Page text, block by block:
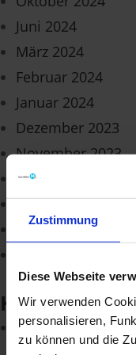
Zustimmung
Diese Webseite
Wir verwenden
personalisieren,
zu können und die
Juni 2024
März 2024
Februar 2024
Januar 2024
Dezember 2023
November 2023
September 2023
Mai 2023
Februar 2023
Kategorien
Allgemein